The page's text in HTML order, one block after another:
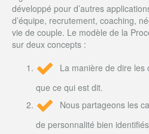
développé pour d’autres
d’équipe, recrutement, coaching,
vie de couple. Le modèle de la
sur deux concepts :
La manière de dire les
que ce qui est dit.
Nous partageons les
de personnalité bien